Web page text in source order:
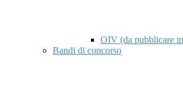
OIV (da pubblicare
Bandi di concorso